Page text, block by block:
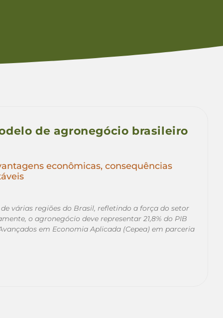
de agronegócio brasileiro
econômicas, consequências
várias regiões do Brasil, refletindo a força do setor
o agronegócio deve representar 21,8% do PIB
em Economia Aplicada (Cepea) em parceria